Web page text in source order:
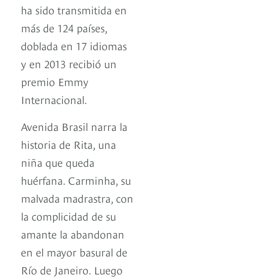
ha sido transmitida en
más de 124 países,
doblada en 17 idiomas
y en 2013 recibió un
premio Emmy
Internacional.
Avenida Brasil narra la
historia de Rita, una
niña que queda
huérfana. Carminha, su
malvada madrastra, con
la complicidad de su
amante la abandonan
en el mayor basural de
Río de Janeiro. Luego